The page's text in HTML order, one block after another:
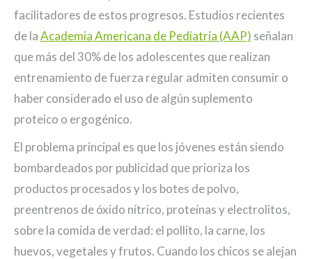
facilitadores de estos progresos. Estudios recientes
de laAcademia Americana de Pediatría (AAP) señalan
que más del 30% de los adolescentes que realizan
entrenamiento de fuerza regular admiten consumir o
haber considerado el uso de algún suplemento
proteico o ergogénico.
El problema principal es que los jóvenes están siendo
bombardeados por publicidad que prioriza los
productos procesados y los botes de polvo,
preentrenos de óxido nítrico, proteínas y electrolitos,
sobre la comida de verdad: el pollito, la carne, los
huevos, vegetales y frutos. Cuando los chicos se alejan